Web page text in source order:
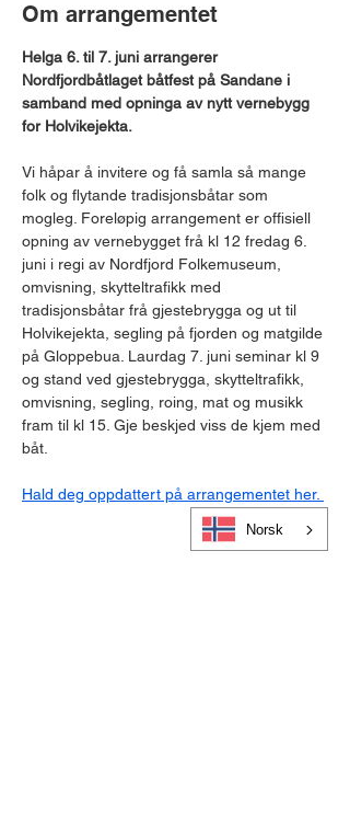
Om arrangementet
Helga 6. til 7. juni arrangerer
Nordfjordbåtlaget båtfest på Sandane i
samband med opninga av nytt vernebygg
for Holvikejekta.
Vi håpar å invitere og få samla så mange
folk og flytande tradisjonsbåtar som
mogleg. Foreløpig arrangement er offisiell
opning av vernebygget frå kl 12 fredag 6.
juni i regi av Nordfjord Folkemuseum,
omvisning, skytteltrafikk med
tradisjonsbåtar frå gjestebrygga og ut til
Holvikejekta, segling på fjorden og matgilde
på Gloppebua. Laurdag 7. juni seminar kl 9
og stand ved gjestebrygga, skytteltrafikk,
omvisning, segling, roing, mat og musikk
fram til kl 15. Gje beskjed viss de kjem med
båt.
Hald deg oppdattert på arrangementet her.
Norsk